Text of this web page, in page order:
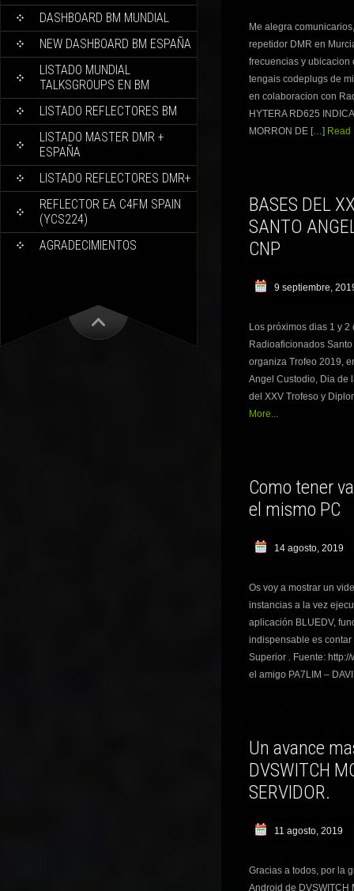
DASHBOARD BM MUNDIAL
NEW DASHBOARD BM ESPAÑA
LISTADO MUNDIAL
TALKSGROUPS EN BM
LISTADO REFLECTORES BM
LISTADO MASTER DMR +
ESPAÑA
LISTADO REFLECTORES DMR+
REFLECTOR EA C4FM SPAIN
(YCS224)
AGRADECIMIENTOS
Me alegra
repetidor DMR en
frecuencias y ubicacion
tengais codeplugs de
en colaboracion con
HYTERA RD625
MORRON DE […] Read
BASES DEL
SANTO
CNP
9 septiembre,
Los próximos dias 1 y
Radioaficionados
organiza Trofeo 2019,
Angel Custodio, Dia de
del XXV Trofeso y
More...
Como tener
el mismo PC
14 agosto, 2019
Os voy a mostrar un
instancias a la vez
aplicación BLUEDV,
indispensable es
Superior . Fuente:
el amigo PA7LIM –
Un avance
DVSWITCH
SERVIDOR.
11 agosto, 2019
Gracias a todos, por la
Android de DVSWITCH